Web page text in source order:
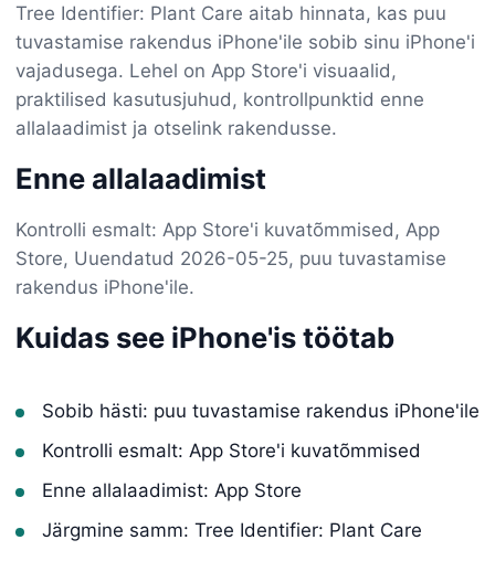
Tree Identifier: Plant Care aitab hinnata, kas puu
tuvastamise rakendus iPhone'ile sobib sinu iPhone'i
vajadusega. Lehel on App Store'i visuaalid,
praktilised kasutusjuhud, kontrollpunktid enne
allalaadimist ja otselink rakendusse.
Enne allalaadimist
Kontrolli esmalt: App Store'i kuvatõmmised, App
Store, Uuendatud 2026-05-25, puu tuvastamise
rakendus iPhone'ile.
Kuidas see iPhone'is töötab
Sobib hästi: puu tuvastamise rakendus iPhone'ile
Kontrolli esmalt: App Store'i kuvatõmmised
Enne allalaadimist: App Store
Järgmine samm: Tree Identifier: Plant Care